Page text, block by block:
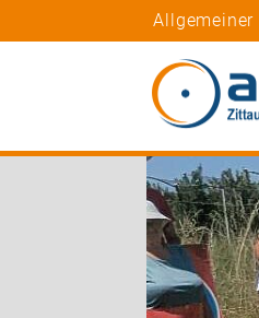
Allgemeiner